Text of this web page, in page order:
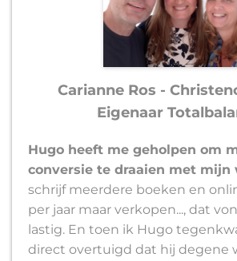
Carianne Ros -
Eigenaar
Hugo heeft me geholpen om
conversie te draaien met mijn
schrijf meerdere boeken en
per jaar maar verkopen..., dat
lastig. En toen ik Hugo
direct overtuigd dat hij degene